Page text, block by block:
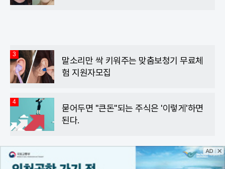
3
말소리만 싹 키워주는 맞춤보청기 무료체
험 지원자모집
4
묻어두면 "큰돈"되는 주식은 '이렇게'하면
된다.